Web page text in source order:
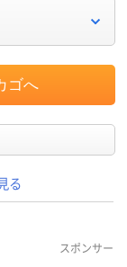
ゴへ
る
スポンサー